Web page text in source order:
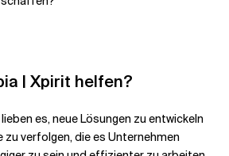
| Xpirit helfen?
es, neue Lösungen zu entwickeln
verfolgen, die es Unternehmen